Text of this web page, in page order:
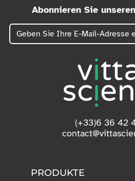
Abonnieren Sie
(+33)6 36 42
PRODUKTE